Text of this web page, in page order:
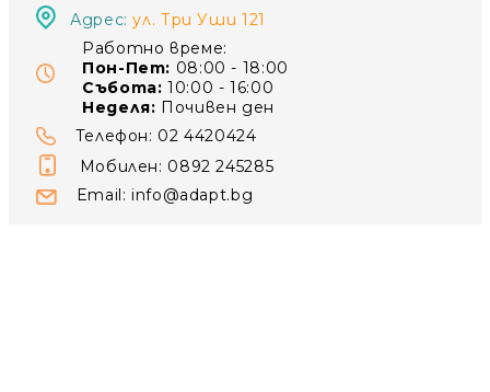
Адрес:ул. Три Уши 121
Работно време:
Пон-Пет: 08:00 - 18:00
Събота: 10:00 - 16:00
Неделя: Почивен ден
Телефон: 02 4420424
Мобилен: 0892 245285
Email: info@adapt.bg